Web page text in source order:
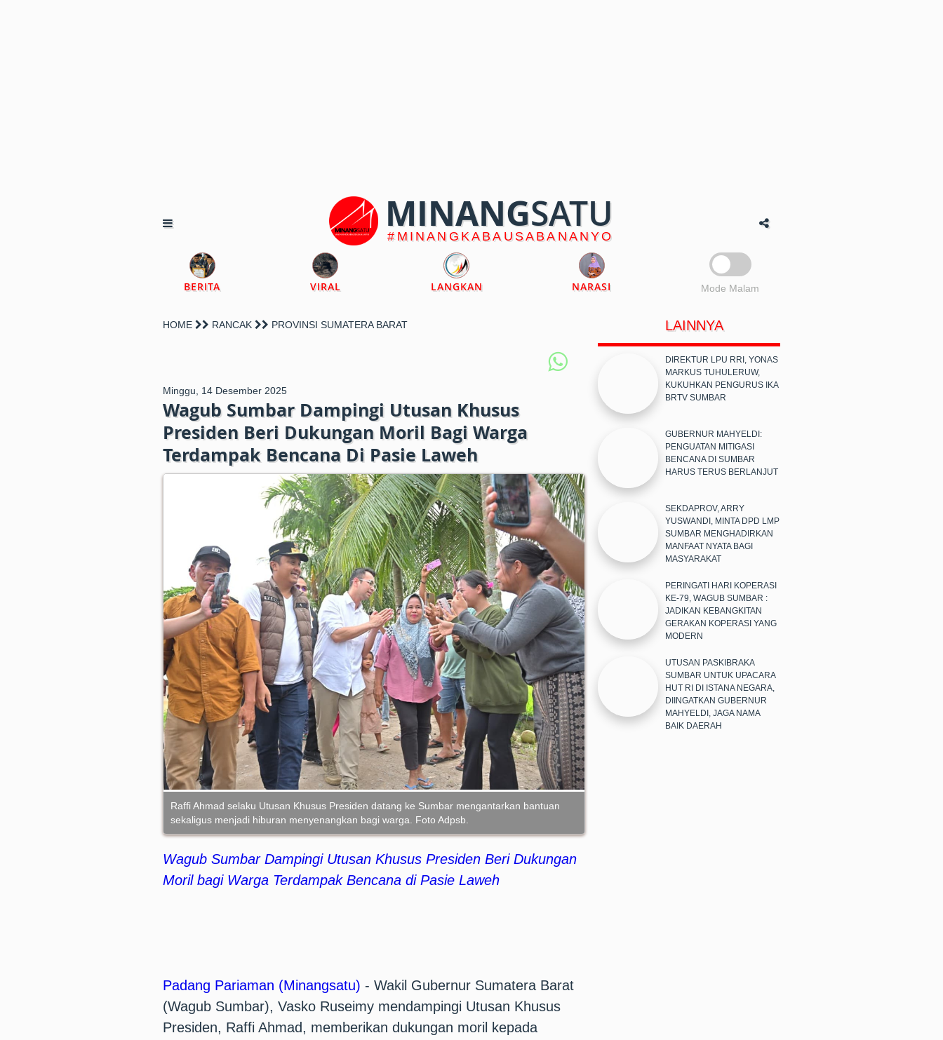
MINANGSATU
#MINANGKABAUSABANANYO
BERITA VIRAL LANGKAN NARASI Mode Malam
HOME RANCAK PROVINSI SUMATERA BARAT
Minggu, 14 Desember 2025
Wagub Sumbar Dampingi Utusan Khusus
Presiden Beri Dukungan Moril Bagi Warga
Terdampak Bencana Di Pasie Laweh
Raffi Ahmad selaku Utusan Khusus Presiden datang ke Sumbar mengantarkan bantuan
sekaligus menjadi hiburan menyenangkan bagi warga. Foto Adpsb.
Wagub Sumbar Dampingi Utusan Khusus Presiden Beri Dukungan
Moril bagi Warga Terdampak Bencana di Pasie Laweh
Padang Pariaman (Minangsatu) - Wakil Gubernur Sumatera Barat
(Wagub Sumbar), Vasko Ruseimy mendampingi Utusan Khusus
Presiden, Raffi Ahmad, memberikan dukungan moril kepada
LAINNYA
DIREKTUR LPU RRI, YONAS
MARKUS TUHULERUW,
KUKUHKAN PENGURUS IKA
BRTV SUMBAR
GUBERNUR MAHYELDI:
PENGUATAN MITIGASI
BENCANA DI SUMBAR
HARUS TERUS BERLANJUT
SEKDAPROV, ARRY
YUSWANDI, MINTA DPD LMP
SUMBAR MENGHADIRKAN
MANFAAT NYATA BAGI
MASYARAKAT
PERINGATI HARI KOPERASI
KE-79, WAGUB SUMBAR :
JADIKAN KEBANGKITAN
GERAKAN KOPERASI YANG
MODERN
UTUSAN PASKIBRAKA
SUMBAR UNTUK UPACARA
HUT RI DI ISTANA NEGARA,
DIINGATKAN GUBERNUR
MAHYELDI, JAGA NAMA
BAIK DAERAH